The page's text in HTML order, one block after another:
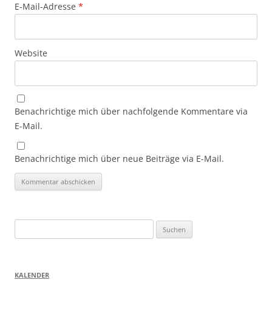
E-Mail-Adresse *
Website
Benachrichtige mich über nachfolgende Kommentare via
E-Mail.
Benachrichtige mich über neue Beiträge via E-Mail.
nach:
KALENDER